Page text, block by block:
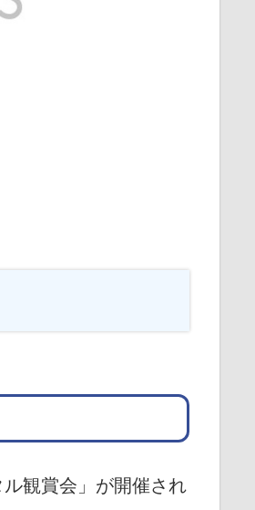
観賞会」が開催され